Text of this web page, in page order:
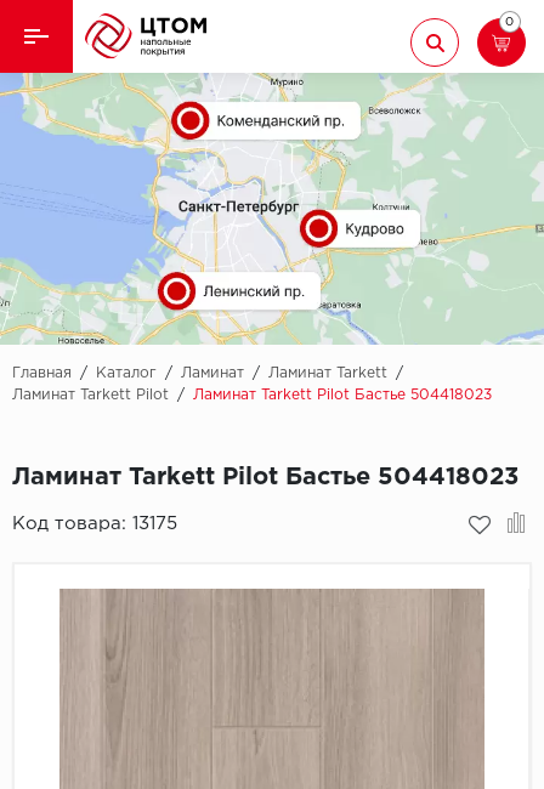
Назад
Кварцвиниловая плитка
Назад
Aberhof
Adelar
Alfa
AllureFloor
Alpine floor
Arbiton
Berry Alloc
Bohofloor
Ламинат
Ковролин
Линолеум
Паркет
Плинтус
Подложка
Пробковое покрытие
0
Главная / Каталог / Ламинат / Ламинат Tarkett
/
Ламинат Tarkett Pilot
/ Ламинат Tarkett Pilot Бастье 504418023
Ламинат Tarkett Pilot Бастье 504418023
Код товара: 13175